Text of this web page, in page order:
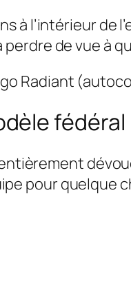
à l’intérieur de
de vue à
Radiant
fédéral
pour